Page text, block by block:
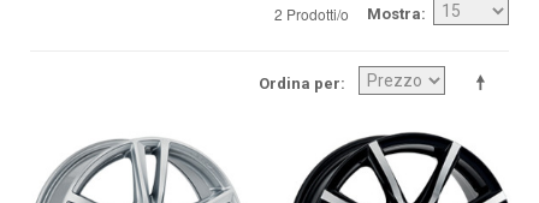
2 Prodotti/o Mostra
Ordina per